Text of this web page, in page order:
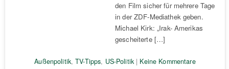
den Film sicher für mehrere Tage
in der ZDF-Mediathek geben.
Michael Kirk: „Irak- Amerikas
gescheiterte […]
Außenpolitik,TV-Tipps, US-Politik | Keine Kommentare